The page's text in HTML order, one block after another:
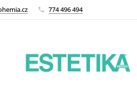
774 496 494